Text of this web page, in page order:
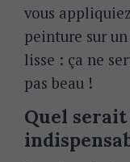
vous
peinture sur
lisse : ça ne
pas beau !
Quel